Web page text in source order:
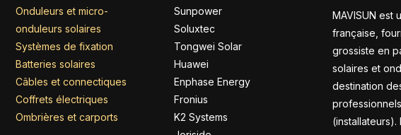
Onduleurs et micro-
onduleurs solaires
Systèmes de fixation
Batteries solaires
Câbles et connectiques
Coffrets électriques
Ombrières et carports
Sunpower
Soluxtec
Tongwei Solar
Huawei
Enphase Energy
Fronius
K2 Systems
MAVISUN est
française,
grossiste en
solaires et
destination
(installateurs).